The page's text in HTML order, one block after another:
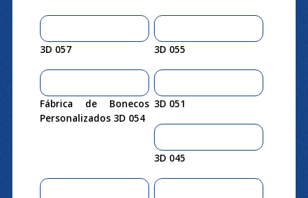
3D 057 3D 055
Fábrica de Bonecos
Personalizados 3D 054
3D 051
3D 045